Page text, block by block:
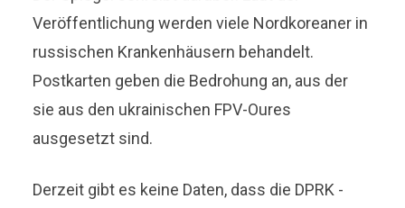
Veröffentlichung werden viele Nordkoreaner in
russischen Krankenhäusern behandelt.
Postkarten geben die Bedrohung an, aus der
sie aus den ukrainischen FPV-Oures
ausgesetzt sind.
Derzeit gibt es keine Daten, dass die DPRK -